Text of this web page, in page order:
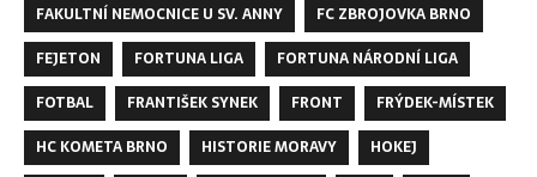
FAKULTNÍ NEMOCNICE U SV. ANNY
FC ZBROJOVKA BRNO
FEJETON
FORTUNA LIGA
FORTUNA NÁRODNÍ LIGA
FOTBAL
FRANTIŠEK SYNEK FRONT
FRÝDEK-MÍSTEK
HC KOMETA BRNO
HISTORIE MORAVY
HOKEJ